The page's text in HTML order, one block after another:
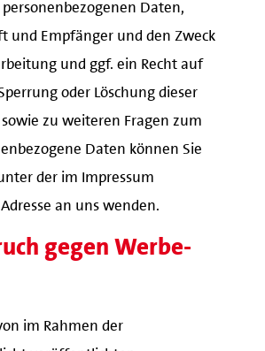
Daten,
und Empfänger und den Zweck
und ggf. ein Recht auf
oder Löschung dieser
zu weiteren Fragen zum
Daten können Sie
der im Impressum
an uns wenden.
gegen Werbe-
im Rahmen der